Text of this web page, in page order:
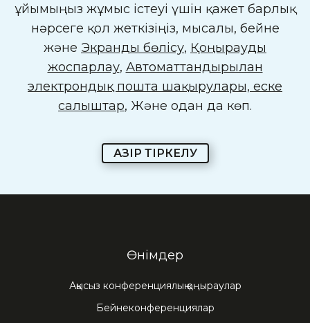
ұйымыңыз жұмыс істеуі үшін қажет барлық
нәрсеге қол жеткізіңіз, мысалы, бейне
және Экранды бөлісу, Қоңырауды
жоспарлау, Автоматтандырылған
электрондық пошта шақырулары, еске
салғыштар, Және одан да көп.
ҚАЗІР ТІРКЕЛУ
Өнімдер
Ақысыз конференциялық қоңыраулар
Бейнеконференциялар